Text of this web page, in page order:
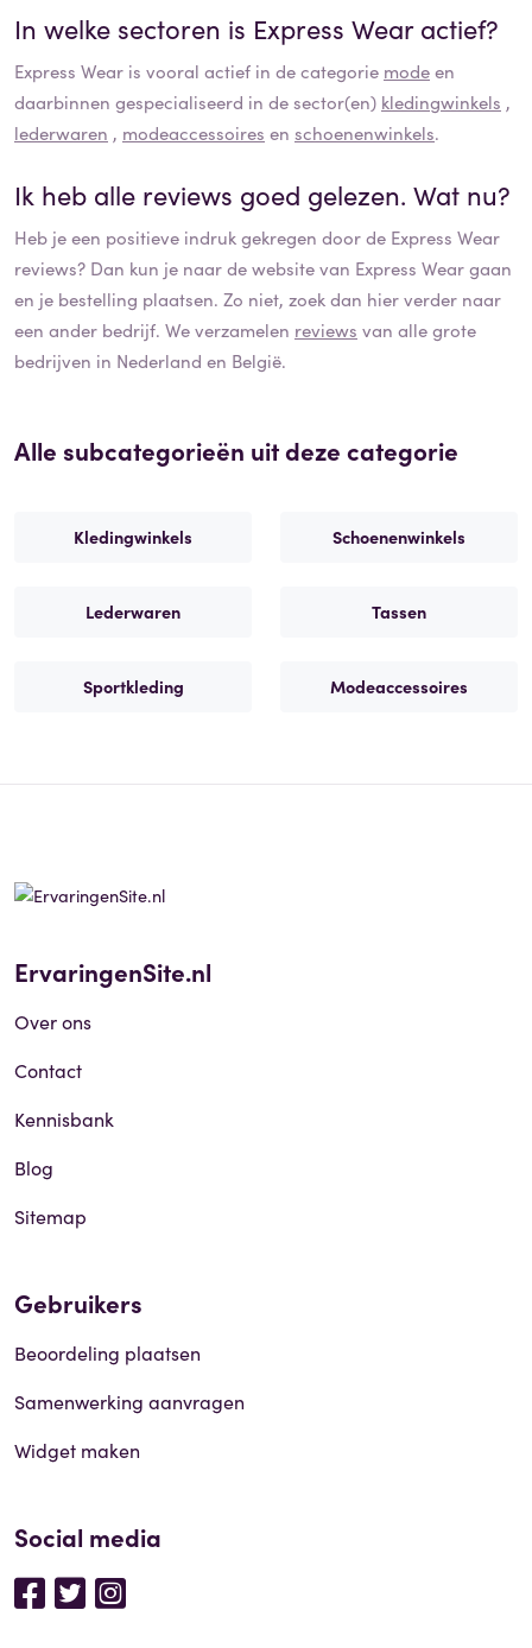
In welke sectoren is Express Wearactief?
Express Wear is vooral actief in de categorie modeen
daarbinnen gespecialiseerd in de sector(en) kledingwinkels ,
lederwaren , modeaccessoires en schoenenwinkels.
Ik heb alle reviews goed gelezen. Wat nu?
Heb je een positieve indruk gekregen door de Express Wear
reviews? Dan kun je naar de website van Express Weargaan
en je bestelling plaatsen. Zo niet, zoek dan hier verder naar
een ander bedrijf. We verzamelen reviews van alle grote
bedrijven in Nederland en België.
Alle subcategorieën uit deze categorie
Kledingwinkels Schoenenwinkels
Lederwaren Tassen
Sportkleding Modeaccessoires
ErvaringenSite.nl
Over ons
Contact
Kennisbank
Blog
Sitemap
Gebruikers
Beoordeling plaatsen
Samenwerking aanvragen
Widget maken
Social media